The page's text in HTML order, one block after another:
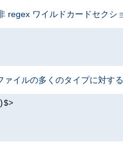
regex ワイルドカードセクシ
イルの多くのタイプに対す